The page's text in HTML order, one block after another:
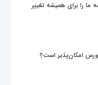
ما را برای همیشه تغییر
امکان‌پذیر است؟